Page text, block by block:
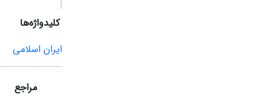
کلیدواژه‌ها
ایران اسلامی
مراجع